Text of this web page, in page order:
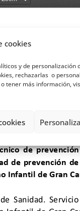
cookies
y de personalización
rechazarlas o
tener más información,